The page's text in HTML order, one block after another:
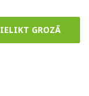
IELIKT GROZĀ